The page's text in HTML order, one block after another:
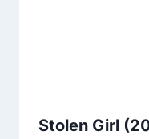
Stolen Girl